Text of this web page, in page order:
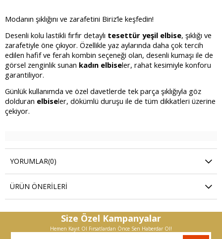
Modanın şıklığını ve zarafetini Biriz’le keşfedin!
Desenli kolu lastikli fırfır detaylı tesettür yeşil elbise, şıklığı ve
zarafetiyle öne çıkıyor. Özellikle yaz aylarında daha çok tercih
edilen hafif ve ferah kombin seçeneği olan, desenli kumaşı ile de
görsel zenginlik sunan kadın elbiseler, rahat kesimiyle konforu
garantiliyor.
Günlük kullanımda ve özel davetlerde tek parça şıklığıyla göz
dolduran elbiseler, dökümlü duruşu ile de tüm dikkatleri üzerine
çekiyor.
YORUMLAR(0)
ÜRÜN ÖNERILERI
Size Özel Kampanyalar
Hemen Kayıt Ol Fırsatlardan Önce Sen Haberdar Ol!